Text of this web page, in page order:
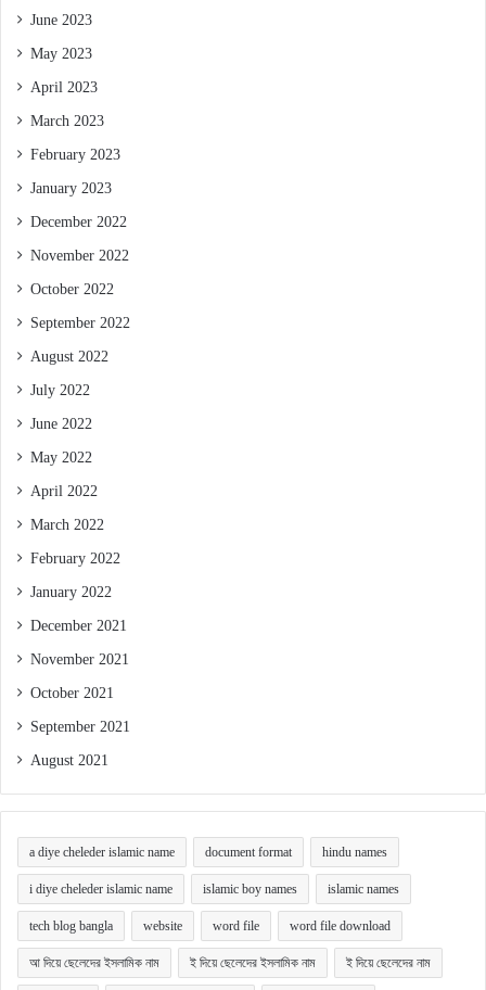
June 2023
May 2023
April 2023
March 2023
February 2023
January 2023
December 2022
November 2022
October 2022
September 2022
August 2022
July 2022
June 2022
May 2022
April 2022
March 2022
February 2022
January 2022
December 2021
November 2021
October 2021
September 2021
August 2021
a diye cheleder islamic name document format hindu names
i diye cheleder islamic name islamic boy names islamic names
tech blog bangla website word file word file download
আ দিয়ে ছেলেদের ইসলামিক নাম ই দিয়ে ছেলেদের ইসলামিক নাম ই দিয়ে ছেলেদের নাম